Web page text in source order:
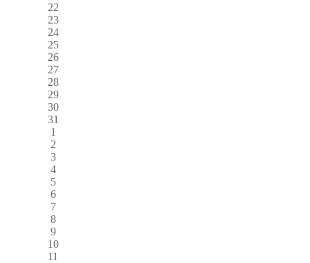
22
23
24
25
26
27
28
29
30
31
1
2
3
4
5
6
7
8
9
10
11